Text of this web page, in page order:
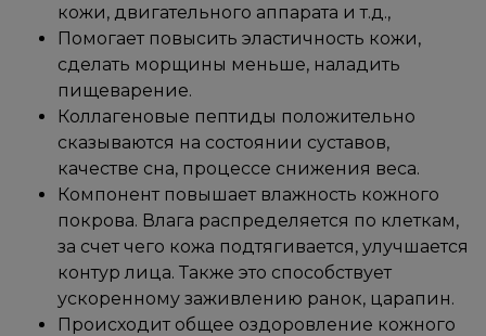
кожи, двигательного аппарата и т.д.,
Помогает повысить эластичность кожи,
сделать морщины меньше, наладить
пищеварение.
Коллагеновые пептиды положительно
сказываются на состоянии суставов,
качестве сна, процессе снижения веса.
Компонент повышает влажность кожного
покрова. Влага распределяется по клеткам,
за счет чего кожа подтягивается, улучшается
контур лица. Также это способствует
ускоренному заживлению ранок, царапин.
Происходит общее оздоровление кожного